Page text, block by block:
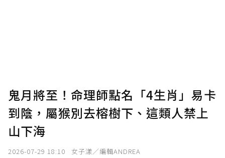
鬼月將至！命理師點名「4生肖」易卡
到陰，屬猴別去榕樹下、這類人禁上
山下海
2026-07-29 18:10 女子漾／編輯ANDREA